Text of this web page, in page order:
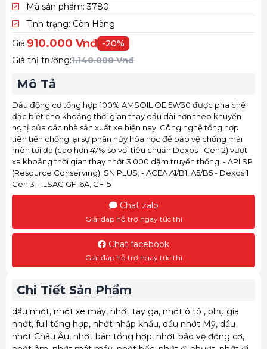
Mã sản phẩm:3780
Tình trạng: Còn Hàng
Giá:910.000 Vnđ -20%
Giá thị trường:1.140.000 Vnđ
Mô Tả
Dầu động cơ tổng hợp 100% AMSOIL OE 5W30 được pha chế
đặc biệt cho khoảng thời gian thay dầu dài hơn theo khuyến
nghị của các nhà sản xuất xe hiện nay. Công nghệ tổng hợp
tiên tiến chống lại sự phân hủy hóa học để bảo vệ chống mài
mòn tối đa (cao hơn 47% so với tiêu chuẩn Dexos 1 Gen 2) vượt
xa khoảng thời gian thay nhớt 3.000 dặm truyền thống. - API SP
(Resource Conserving), SN PLUS; - ACEA A1/B1, A5/B5 - Dexos 1
Gen 3 - ILSAC GF-6A, GF-5
Chat zalo
Giải đáp hỗ trợ ngay tức thì
Chat facebook
Giải đáp hỗ trợ ngay tức thì
Chi Tiết Sản Phẩm
dầu nhớt, nhớt xe máy, nhớt tay ga, nhớt ô tô , phụ gia
nhớt, full tổng hợp, nhớt nhập khẩu, dầu nhớt Mỹ, dầu
nhớt Châu Âu, nhớt bán tổng hợp, nhớt bảo vệ động cơ,